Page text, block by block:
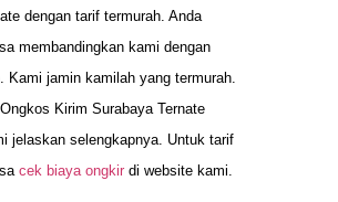
dengan tarif termurah. Anda
membandingkan kami dengan
Kami jamin kamilah yang termurah.
Kirim Surabaya Ternate
jelaskan selengkapnya. Untuk tarif
cek biaya ongkir di website kami.